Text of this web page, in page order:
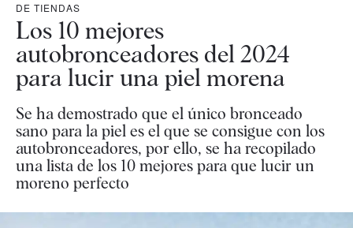
DE TIENDAS
Los 10 mejores
autobronceadores del 2024
para lucir una piel morena
Se ha demostrado que el único bronceado
sano para la piel es el que se consigue con los
autobronceadores, por ello, se ha recopilado
una lista de los 10 mejores para que lucir un
moreno perfecto